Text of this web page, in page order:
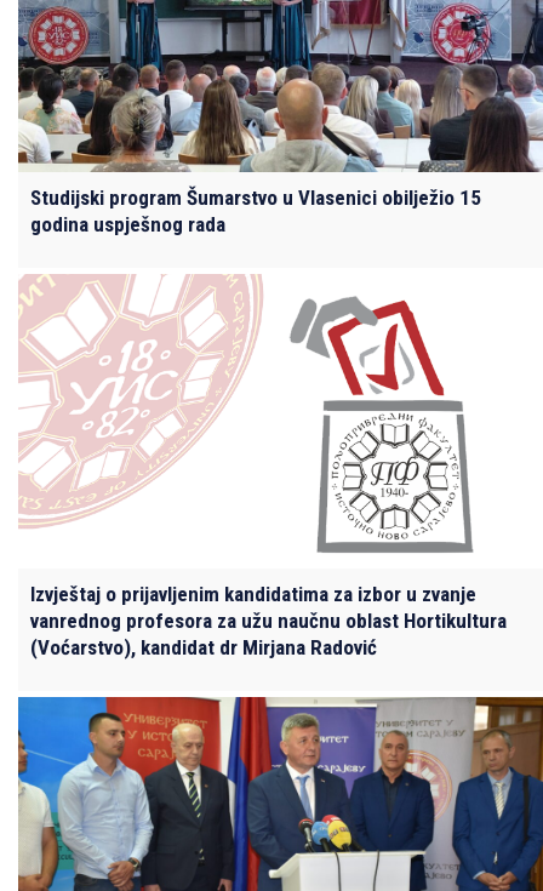
Studijski program Šumarstvo u Vlasenici obilježio 15
godina uspješnog rada
Izvještaj o prijavljenim kandidatima za izbor u zvanje
vanrednog profesora za užu naučnu oblast Hortikultura
(Voćarstvo), kandidat dr Mirjana Radović